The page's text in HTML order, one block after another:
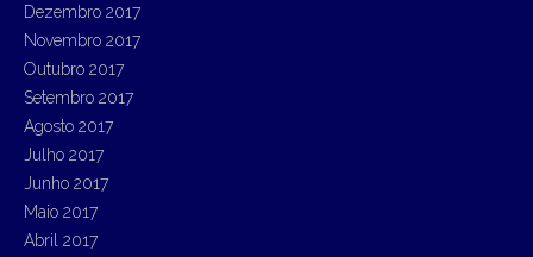
Dezembro 2017
Novembro 2017
Outubro 2017
Setembro 2017
Agosto 2017
Julho 2017
Junho 2017
Maio 2017
Abril 2017